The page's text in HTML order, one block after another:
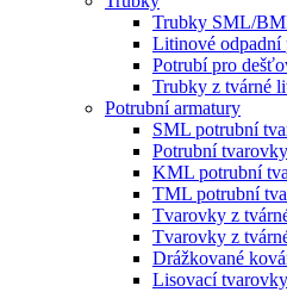
Trubky SML/
Litinové
Potrubí pro
Trubky z tvárné
Potrubní armatury
SML potrubní
Potrubní
KML potrubní
TML potrubní
Tvarovky z
Tvarovky z
Drážkované
Lisovací